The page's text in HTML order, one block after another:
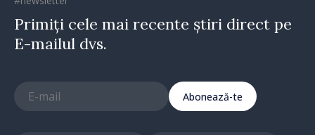
Primiți cele mai recente știri direct pe
E-mailul dvs.
Abonează-te